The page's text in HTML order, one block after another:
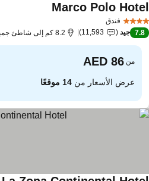
فندق
Marco Poloمشاهدة الأسعار
7.8 جيد 11,593 8.2 كم إلى شاطئ جميرا
من
عرض الأسعار من14 موقعًا